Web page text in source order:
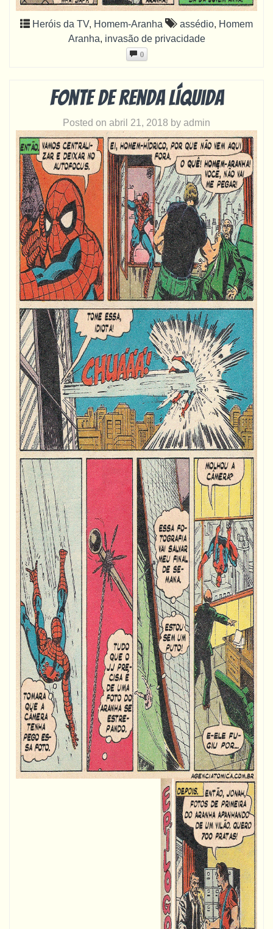
Heróis da TV, Homem-Aranha assédio, Homem
Aranha, invasão de privacidade
0
Fonte de renda líquida
Posted on abril 21, 2018 by admin